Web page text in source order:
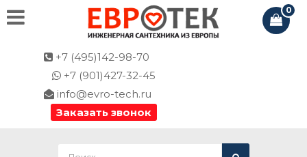
+7 (495)142-98-70
+7 (901)427-32-45
info@evro-tech.ru
Заказать звонок
0